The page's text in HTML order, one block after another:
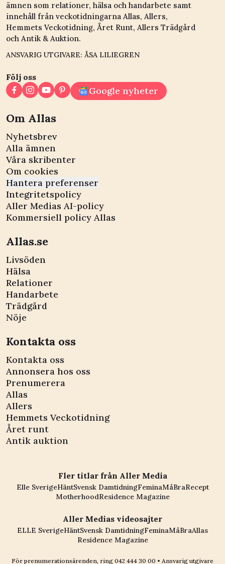
ämnen som relationer, hälsa och handarbete samt
innehåll från veckotidningarna Allas, Allers,
Hemmets Veckotidning, Året Runt, Allers Trädgård
och Antik & Auktion.
ANSVARIG UTGIVARE: ÅSA LILIEGREN
Följ oss
Google nyheter
Om Allas
Nyhetsbrev
Alla ämnen
Våra skribenter
Om cookies
Hantera preferenser
Integritetspolicy
Aller Medias AI-policy
Kommersiell policy Allas
Allas.se
Livsöden
Hälsa
Relationer
Handarbete
Trädgård
Nöje
Kontakta oss
Kontakta oss
Annonsera hos oss
Prenumerera
Allas
Allers
Hemmets Veckotidning
Året runt
Antik auktion
Fler titlar från Aller Media
Elle SverigeHäntSvensk DamtidningFeminaMåBraRecept
MotherhoodResidence Magazine
Aller Medias videosajter
ELLE SverigeHäntSvensk DamtidningFeminaMåBraAllas
Residence Magazine
För prenumerationsärenden, ring 042 444 30 00 • Ansvarig utgivare